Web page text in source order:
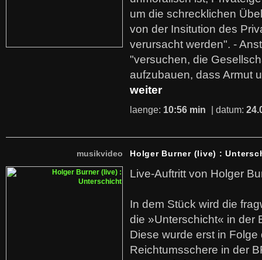
um die schrecklichen
von der Insitution des
verursacht werden". -
"versuchen, die
aufzubauen, dass Armut
weiter
laenge: 10:56 min | datum:
musikvideo Holger Burner (live) :
Live-Auftritt von Holger
In dem Stück wird die
die »Unterschicht« in der
Diese wurde erst in
Reichtumsschere in der